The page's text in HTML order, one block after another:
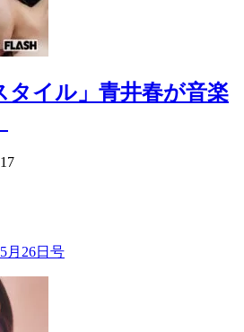
タイル」青井春が音楽
月26日号